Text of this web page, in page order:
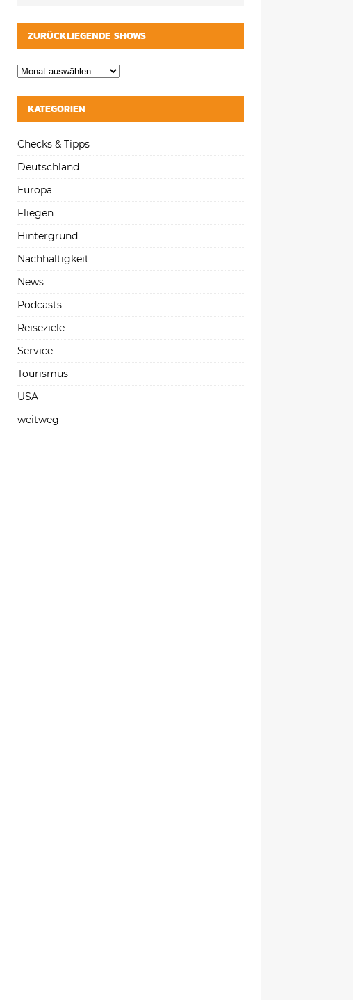
ZURÜCKLIEGENDE SHOWS
KATEGORIEN
Checks & Tipps
Deutschland
Europa
Fliegen
Hintergrund
Nachhaltigkeit
News
Podcasts
Reiseziele
Service
Tourismus
USA
weitweg